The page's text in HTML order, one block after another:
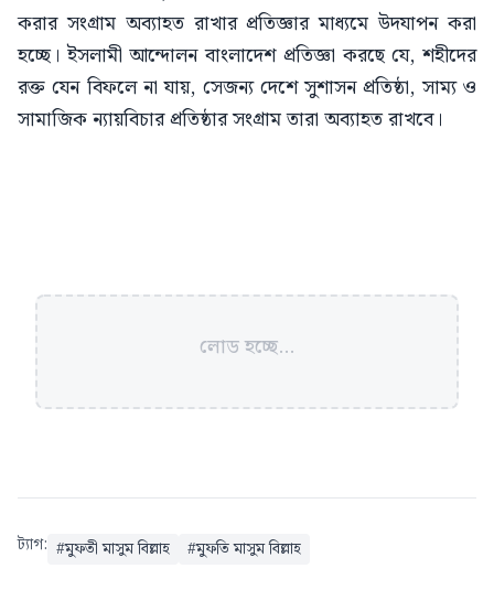
করার সংগ্রাম অব্যাহত রাখার প্রতিজ্ঞার মাধ্যমে উদযাপন করা
হচ্ছে। ইসলামী আন্দোলন বাংলাদেশ প্রতিজ্ঞা করছে যে, শহীদের
রক্ত যেন বিফলে না যায়, সেজন্য দেশে সুশাসন প্রতিষ্ঠা, সাম্য ও
সামাজিক ন্যায়বিচার প্রতিষ্ঠার সংগ্রাম তারা অব্যাহত রাখবে।
লোড হচ্ছে...
ট্যাগ: #মুফতী মাসুম বিল্লাহ #মুফতি মাসুম বিল্লাহ